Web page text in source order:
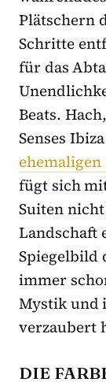
Plätschern
Schritte
für das
Beats.
Senses
fügt sich
Suiten
Landschaft
Spiegelbild
immer
Mystik und
verzaubert
DIE